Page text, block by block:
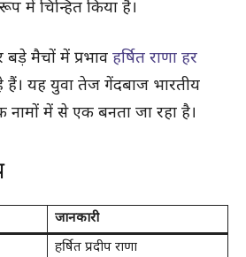
में चिन्हित किया है।
बड़े मैचों में प्रभाव हर्षित राणा हर
हैं। यह युवा तेज गेंदबाज भारतीय
नामों में से एक बनता जा रहा है।
जानकारी
हर्षित प्रदीप राणा